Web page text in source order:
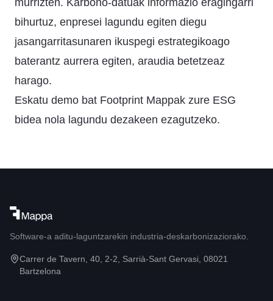
murrizten. Karbono-datuak informazio eragingarri
bihurtuz, enpresei lagundu egiten diegu
jasangarritasunaren ikuspegi estrategikoago
baterantz aurrera egiten, araudia betetzeaz
harago.
Eskatu demo bat Footprint Mappak zure ESG
bidea nola lagundu dezakeen ezagutzeko.
Software-a aditu-laguntzarekin industria-deskarbonizaziorako.
Carrer de Tavern, 40, 2-2, Sarrià-Sant Gervasi, 08021
Bartzelona